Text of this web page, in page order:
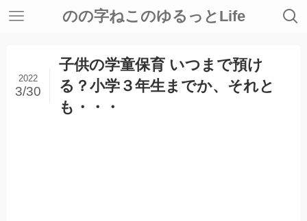
のの字ねこのゆるっとLife
子供の学童保育 いつまで預け
る？小学３年生までか、それと
も・・・
2022
3/30